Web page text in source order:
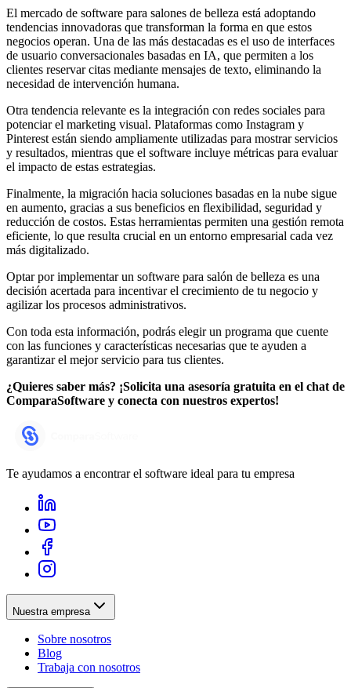
El mercado de software para salones de belleza está adoptando
tendencias innovadoras que transforman la forma en que estos
negocios operan. Una de las más destacadas es el uso de interfaces
de usuario conversacionales basadas en IA, que permiten a los
clientes reservar citas mediante mensajes de texto, eliminando la
necesidad de intervención humana.
Otra tendencia relevante es la integración con redes sociales para
potenciar el marketing visual. Plataformas como Instagram y
Pinterest están siendo ampliamente utilizadas para mostrar servicios
y resultados, mientras que el software incluye métricas para evaluar
el impacto de estas estrategias.
Finalmente, la migración hacia soluciones basadas en la nube sigue
en aumento, gracias a sus beneficios en flexibilidad, seguridad y
reducción de costos. Estas herramientas permiten una gestión remota
eficiente, lo que resulta crucial en un entorno empresarial cada vez
más digitalizado.
Optar por implementar un software para salón de belleza es una
decisión acertada para incentivar el crecimiento de tu negocio y
agilizar los procesos administrativos.
Con toda esta información, podrás elegir un programa que cuente
con las funciones y características necesarias que te ayuden a
garantizar el mejor servicio para tus clientes.
¿Quieres saber más? ¡Solicita una asesoría gratuita en el chat de
ComparaSoftware y conecta con nuestros expertos!
Te ayudamos a encontrar el software ideal para tu empresa
Nuestra empresa
Sobre nosotros
Blog
Trabaja con nosotros